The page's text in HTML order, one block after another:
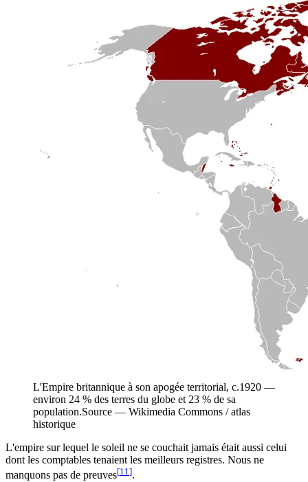
L'Empire britannique à son apogée territorial, c.1920 —
environ 24 % des terres du globe et 23 % de sa
population.Source — Wikimedia Commons / atlas
historique
L'empire sur lequel le soleil ne se couchait jamais était aussi celui
dont les comptables tenaient les meilleurs registres. Nous ne
manquons pas de preuves[11].